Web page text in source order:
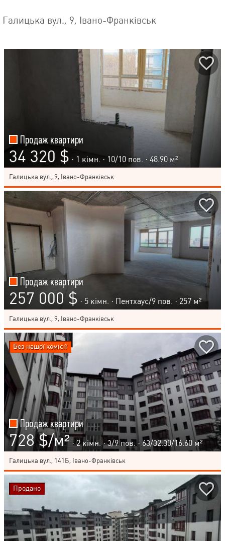
Галицька вул., 9, Івано-Франківськ
Продаж квартири
34 320 $ · 1 кімн. · 10/10 пов. · 48.90 м²
Галицька вул., 9, Івано-Франківськ
Продаж квартири
257 000 $ · 5 кімн. · Пентхаус/9 пов. · 257 м²
Галицька вул., 9, Івано-Франківськ
Продаж квартири
728 $/м² · 2 кімн. ·3/9пов. · 63/32.30/16.60 м²
Галицька вул., 141Б, Івано-Франківськ
Без нашої комісії
Продано